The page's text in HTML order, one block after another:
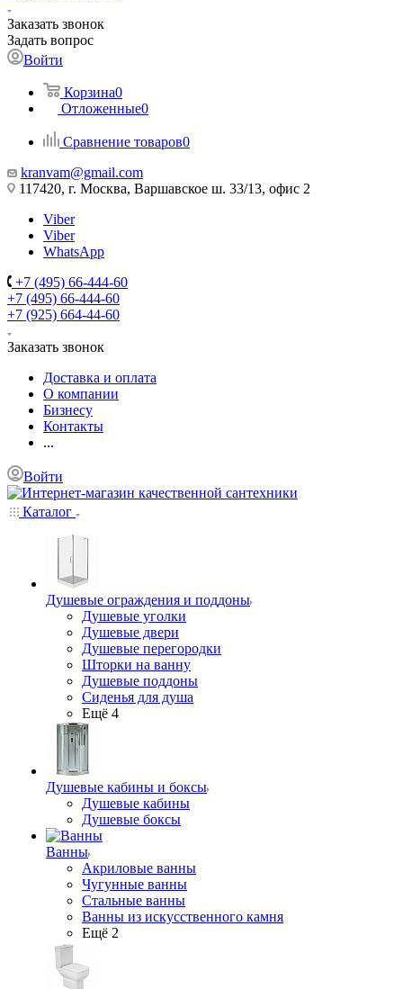
Заказать звонок
Задать вопрос
Войти
Корзина0
Отложенные0
Сравнение товаров0
kranvam@gmail.com
117420, г. Москва, Варшавское ш. 33/13, офис 2
Viber
Viber
WhatsApp
+7 (495) 66-444-60
+7 (495) 66-444-60
+7 (925) 664-44-60
Заказать звонок
Доставка и оплата
О компании
Бизнесу
Контакты
...
Войти
Каталог
Душевые ограждения и поддоны
Душевые уголки
Душевые двери
Душевые перегородки
Шторки на ванну
Душевые поддоны
Сиденья для душа
Ещё 4
Душевые кабины и боксы
Душевые кабины
Душевые боксы
Ванны
Акриловые ванны
Чугунные ванны
Стальные ванны
Ванны из искусственного камня
Ещё 2